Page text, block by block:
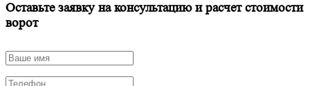
Оставьте заявку на консультацию и расчет стоимости
ворот